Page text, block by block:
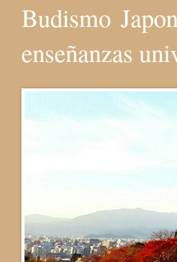
Budismo
enseñanzas